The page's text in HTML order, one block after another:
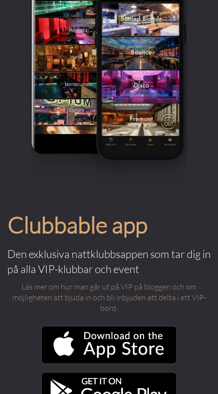
Clubbable app
Den exklusiva nattklubbsappen som tar dig in
på alla VIP-klubbar och event
Läs mer om hur man går ut på VIP på bloggen och om
möjligheten att bjuda in och bli inbjuden att delta i ett VIP-
bord.